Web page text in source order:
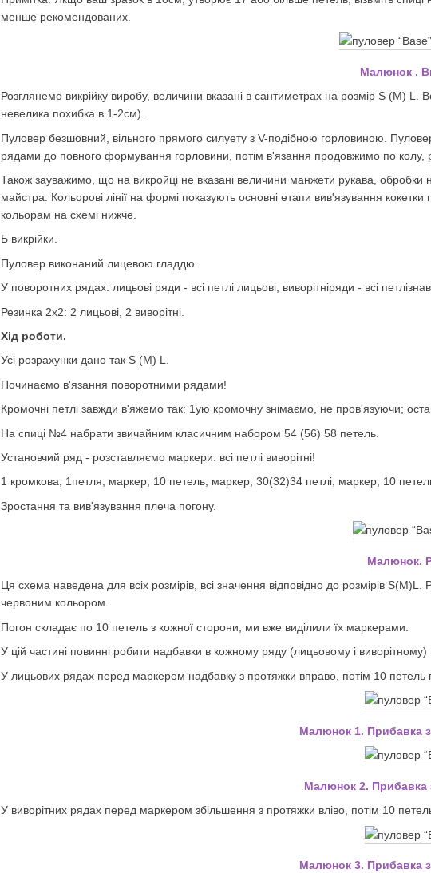
менше рекомендованих.
Малюнок .
Розглянемо викрійку виробу, величини вказані в сантиметрах на розмір S (M)
невелика похибка в 1-2см).
Пуловер безшовний, вільного прямого силуету з V-подібною горловиною.
рядами до повного формування горловини, потім в'язання продовжимо по колу,
Також зауважимо, що на викройці не вказані величини манжети рукава,
майстра. Кольорові лінії на формі показують основні етапи вив'язування
кольорам на схемі нижче.
Б викрійки.
Пуловер виконаний лицевою гладдю.
У поворотних рядах: лицьові ряди - всі петлі лицьові; виворітніряди - всі
Резинка 2х2: 2 лицьові, 2 виворітні.
Хід роботи.
Усі розрахунки дано так S (M) L.
Починаємо в'язання поворотними рядами!
Кромочні петлі завжди в'яжемо так: 1ую кромочну знімаємо, не пров'язуючи;
На спиці №4 набрати звичайним класичним набором 54 (56) 58 петель.
Установчий ряд - розставляємо маркери: всі петлі виворітні!
1 кромкова, 1петля, маркер, 10 петель, маркер, 30(32)34 петлі, маркер, 10
Зростання та вив'язування плеча погону.
Малюнок.
Ця схема наведена для всіх розмірів, всі значення відповідно до розмірів
червоним кольором.
Погон складає по 10 петель з кожної сторони, ми вже виділили їх маркерами.
У цій частині повинні робити надбавки в кожному ряду (лицьовому і
У лицьових рядах перед маркером надбавку з протяжки вправо, потім 10 петель
Малюнок 1. Прибавка
Малюнок 2. Прибавка
У виворітних рядах перед маркером збільшення з протяжки вліво, потім 10
Малюнок 3. Прибавка